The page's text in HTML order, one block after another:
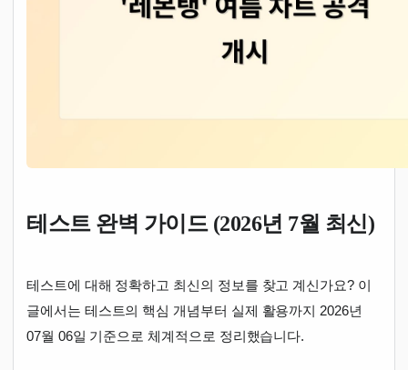
테스트 완벽 가이드 (2026년 7월 최신)
테스트에 대해 정확하고 최신의 정보를 찾고 계신가요? 이
글에서는 테스트의 핵심 개념부터 실제 활용까지 2026년
07월 06일 기준으로 체계적으로 정리했습니다.